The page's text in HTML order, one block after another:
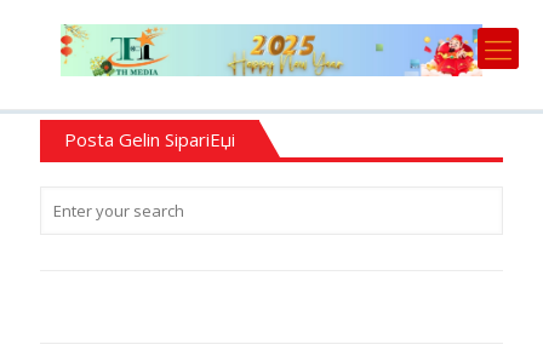
Posta Gelin SipariЕџi